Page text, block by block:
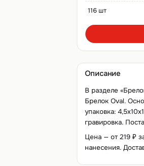
116 шт
Описание
В разделе
Брелок Oval.
упаковка:
гравировка.
Цена — от 219 ₽
нанесения.